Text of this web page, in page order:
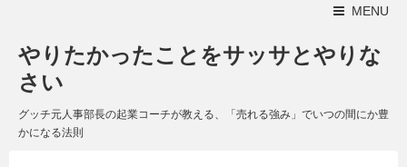
MENU
やりたかったことをサッサとやりな
さい
グッチ元人事部長の起業コーチが教える、「売れる強み」でいつの間にか豊
かになる法則